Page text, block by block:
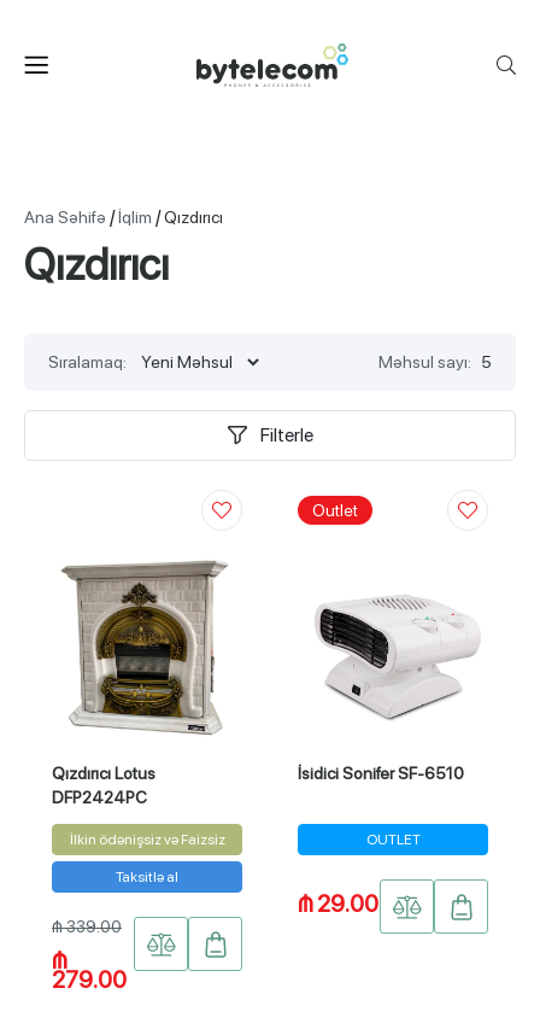
Ana Səhifə /İqlim /Qızdırıcı
Qızdırıcı
Sıralamaq: Məhsul sayı: 5
Filterle
Qızdırıcı Lotus
DFP2424PC
İlkin ödənişsiz və Faizsiz
Taksitlə al
₼ 339.00
₼
279.00
Outlet
İsidici Sonifer SF-6510
OUTLET
₼ 29.00